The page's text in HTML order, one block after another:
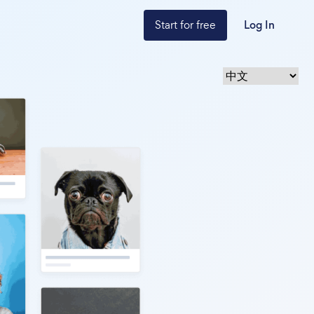
Start for free Log In